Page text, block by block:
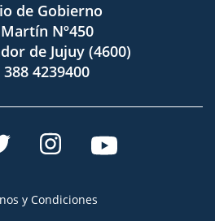
de Gobierno
Nº450
de Jujuy (4600)
388 4239400
y Condiciones